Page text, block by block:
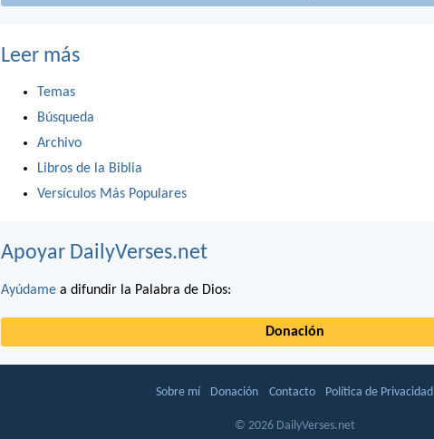
Leer más
Temas
Búsqueda
Archivo
Libros de la Biblia
Versículos Más Populares
Apoyar DailyVerses.net
Ayúdame a difundir la Palabra de Dios:
Donación
Sobre mí Donación Contacto Política de Privacidad
© 2026 DailyVerses.net